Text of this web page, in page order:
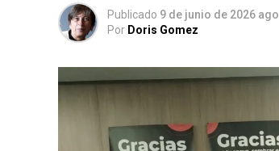
Publicado 9 de junio de 2026 ago
Por Doris Gomez